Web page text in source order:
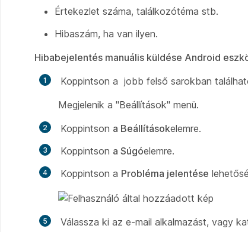
Értekezlet száma, találkozótéma stb.
Hibaszám, ha van ilyen.
Hibabejelentés manuális küldése Android
Koppintson a jobb felső sarokban
Megjelenik a "Beállítások" menü.
Koppintson a Beállításokelemre.
Koppintson a Súgóelemre.
Koppintson a Probléma jelentése
Válassza ki az e-mail alkalmazást, vagy